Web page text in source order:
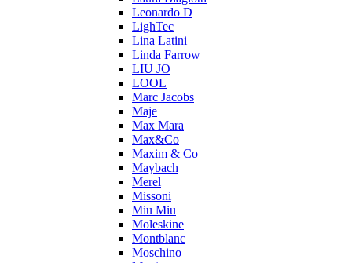
Leonardo D
LighTec
Lina Latini
Linda Farrow
LIU JO
LOOL
Marc Jacobs
Maje
Max Mara
Max&Co
Maxim & Co
Maybach
Merel
Missoni
Miu Miu
Moleskine
Montblanc
Moschino